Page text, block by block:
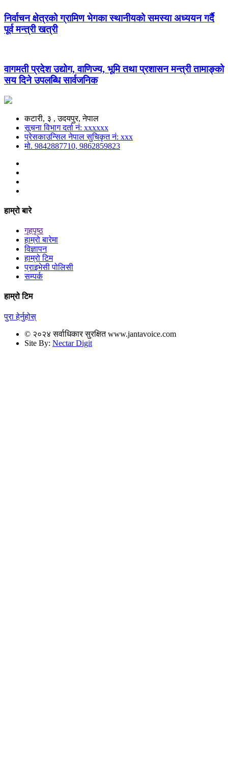
निर्वाचन क्षेत्रको ग्रामिण भेगका स्थानीयको समस्या अध्ययन गर्दै
पूर्व मन्त्री खत्री
वागमती प्रदेश उद्योग, वाणिज्य, भूमि तथा प्रशासन मन्त्री तामाङ्को
सय दिने उपलब्धि सार्वजनिक
कटारी, ३ , उदयपुर, नेपाल
सूचना विभाग दर्ता नं: xxxxxx
प्रेसकाउन्सिल नेपाल सुचिकृत नं: xxx
मो. 9842887710, 9862859823
हाम्रो बारे
गृहपृष्ठ
हाम्रो बारेमा
विज्ञापन
हाम्रो टिम
प्राइभेसी पोलिसी
सम्पर्क
हाम्रो टिम
पुरा हेर्नुहोस्
© २०२४ सर्वाधिकार सुरक्षित www.jantavoice.com
Site By: Nectar Digit